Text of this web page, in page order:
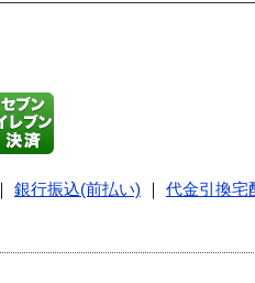
銀行振込(前払い) 代金引換宅